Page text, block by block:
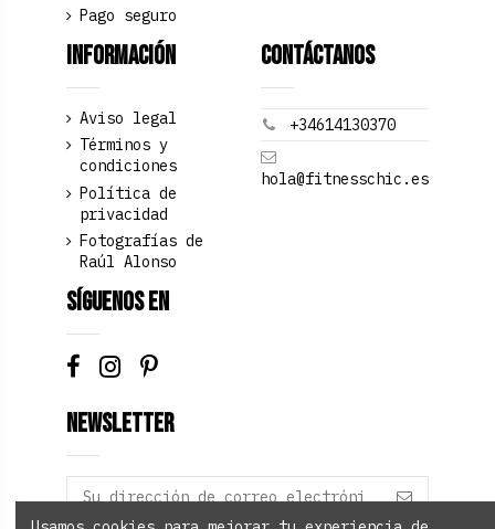
Pago seguro
Información
Aviso legal
Términos y
condiciones
Política de
privacidad
Fotografías de
Raúl Alonso
Contáctanos
+34614130370
hola@fitnesschic.es
Síguenos en
Newsletter